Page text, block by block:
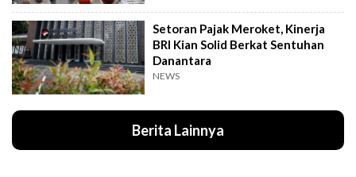
Setoran Pajak Meroket, Kinerja
BRI Kian Solid Berkat Sentuhan
Danantara
NEWS
Berita Lainnya